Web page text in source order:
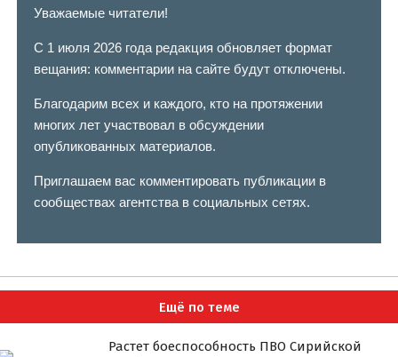
Уважаемые читатели!
С 1 июля 2026 года редакция обновляет формат
вещания: комментарии на сайте будут отключены.
Благодарим всех и каждого, кто на протяжении
многих лет участвовал в обсуждении
опубликованных материалов.
Приглашаем вас комментировать публикации в
сообществах агентства в социальных сетях.
Ещё по теме
Растет боеспособность ПВО Сирийской